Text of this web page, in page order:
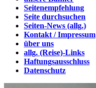
Seitenempfehlung
Seite durchsuchen
Seiten-News (allg.)
Kontakt / Impressum
über uns
allg. (Reise)-Links
Haftungsausschluss
Datenschutz